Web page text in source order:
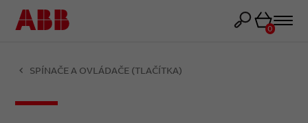
Košík
0
SPÍNAČE A OVLÁDAČE (TLAČÍTKA)